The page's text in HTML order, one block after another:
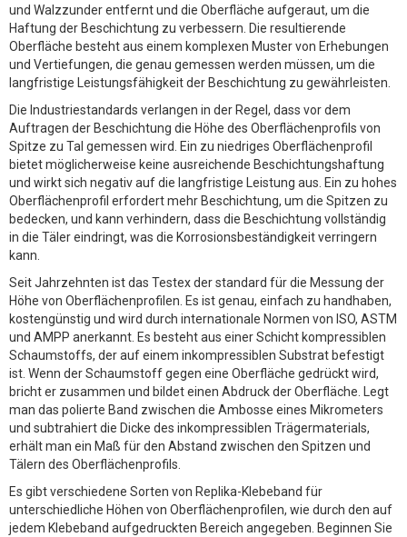
und Walzzunder entfernt und die Oberfläche aufgeraut, um die
Haftung der Beschichtung zu verbessern. Die resultierende
Oberfläche besteht aus einem komplexen Muster von Erhebungen
und Vertiefungen, die genau gemessen werden müssen, um die
langfristige Leistungsfähigkeit der Beschichtung zu gewährleisten.
Die Industriestandards verlangen in der Regel, dass vor dem
Auftragen der Beschichtung die Höhe des Oberflächenprofils von
Spitze zu Tal gemessen wird. Ein zu niedriges Oberflächenprofil
bietet möglicherweise keine ausreichende Beschichtungshaftung
und wirkt sich negativ auf die langfristige Leistung aus. Ein zu hohes
Oberflächenprofil erfordert mehr Beschichtung, um die Spitzen zu
bedecken, und kann verhindern, dass die Beschichtung vollständig
in die Täler eindringt, was die Korrosionsbeständigkeit verringern
kann.
Seit Jahrzehnten ist das Testex der standard für die Messung der
Höhe von Oberflächenprofilen. Es ist genau, einfach zu handhaben,
kostengünstig und wird durch internationale Normen von ISO, ASTM
und AMPP anerkannt. Es besteht aus einer Schicht kompressiblen
Schaumstoffs, der auf einem inkompressiblen Substrat befestigt
ist. Wenn der Schaumstoff gegen eine Oberfläche gedrückt wird,
bricht er zusammen und bildet einen Abdruck der Oberfläche. Legt
man das polierte Band zwischen die Ambosse eines Mikrometers
und subtrahiert die Dicke des inkompressiblen Trägermaterials,
erhält man ein Maß für den Abstand zwischen den Spitzen und
Tälern des Oberflächenprofils.
Es gibt verschiedene Sorten von Replika-Klebeband für
unterschiedliche Höhen von Oberflächenprofilen, wie durch den auf
jedem Klebeband aufgedruckten Bereich angegeben. Beginnen Sie